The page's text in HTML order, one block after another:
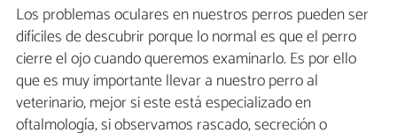
Los problemas oculares en nuestros perros pueden ser
difíciles de descubrir porque lo normal es que el perro
cierre el ojo cuando queremos examinarlo. Es por ello
que es muy importante llevar a nuestro perro al
veterinario, mejor si este está especializado en
oftalmología, si observamos rascado, secreción o